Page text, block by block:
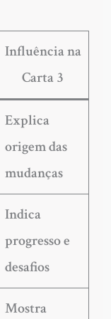
Influência na
Carta 3
Explica
origem das
mudanças
Indica
progresso e
desafios
Mostra